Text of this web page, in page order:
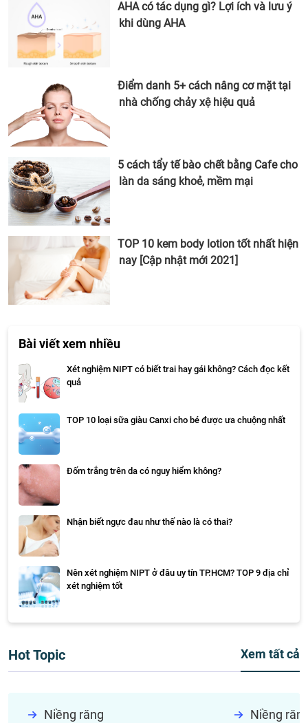
AHA có tác dụng gì? Lợi ích và lưu ý
khi dùng AHA
Điểm danh 5+ cách nâng cơ mặt tại
nhà chống chảy xệ hiệu quả
5 cách tẩy tế bào chết bằng Cafe cho
làn da sáng khoẻ, mềm mại
TOP 10 kem body lotion tốt nhất hiện
nay [Cập nhật mới 2021]
Bài viết xem nhiều
Xét nghiệm NIPT có biết trai hay gái không? Cách đọc kết
quả
TOP 10 loại sữa giàu Canxi cho bé được ưa chuộng nhất
Đốm trắng trên da có nguy hiểm không?
Nhận biết ngực đau như thế nào là có thai?
Nên xét nghiệm NIPT ở đâu uy tín TP.HCM? TOP 9 địa chỉ
xét nghiệm tốt
Hot Topic Xem tất cả
Niềng răng Niềng